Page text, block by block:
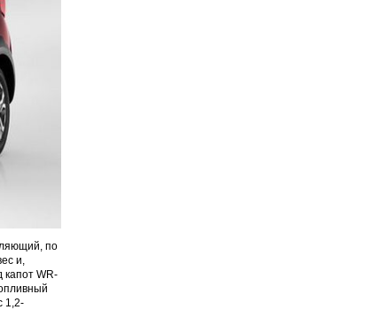
по
и,
капот WR-
1,2-